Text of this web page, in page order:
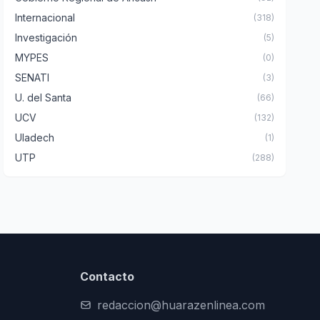
Internacional (318)
Investigación (5)
MYPES (0)
SENATI (3)
U. del Santa (66)
UCV (132)
Uladech (1)
UTP (288)
Contacto
redaccion@huarazenlinea.com